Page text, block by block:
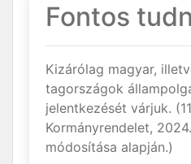
Fontos
Kizárólag magyar,
tagországok
jelentkezését várjuk.
Kormányrendelet,
módosítása alapján.)